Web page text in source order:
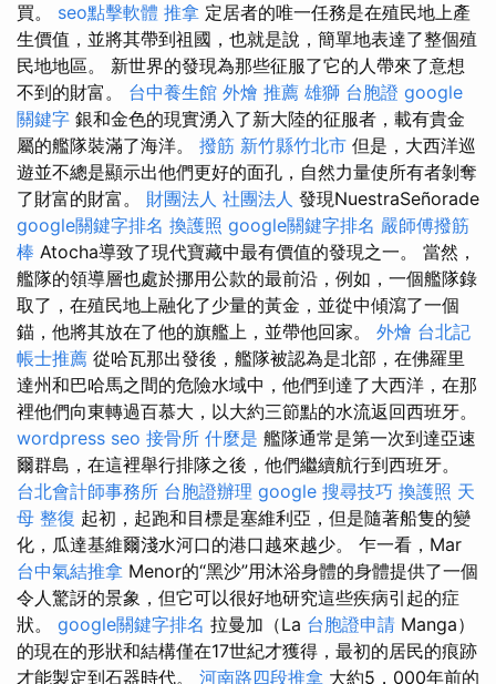
買。 seo點擊軟體 推拿 定居者的唯一任務是在殖民地上產
生價值，並將其帶到祖國，也就是說，簡單地表達了整個殖
民地地區。 新世界的發現為那些征服了它的人帶來了意想
不到的財富。 台中養生館 外燴 推薦 雄獅 台胞證 google
關鍵字 銀和金色的現實湧入了新大陸的征服者，載有貴金
屬的艦隊裝滿了海洋。 撥筋 新竹縣竹北市 但是，大西洋巡
遊並不總是顯示出他們更好的面孔，自然力量使所有者剝奪
了財富的財富。 財團法人 社團法人 發現NuestraSeñorade
google關鍵字排名 換護照 google關鍵字排名 嚴師傅撥筋
棒 Atocha導致了現代寶藏中最有價值的發現之一。 當然，
艦隊的領導層也處於挪用公款的最前沿，例如，一個艦隊錄
取了，在殖民地上融化了少量的黃金，並從中傾瀉了一個
錨，他將其放在了他的旗艦上，並帶他回家。 外燴 台北記
帳士推薦 從哈瓦那出發後，艦隊被認為是北部，在佛羅里
達州和巴哈馬之間的危險水域中，他們到達了大西洋，在那
裡他們向東轉過百慕大，以大約三節點的水流返回西班牙。
wordpress seo 接骨所 什麼是 艦隊通常是第一次到達亞速
爾群島，在這裡舉行排隊之後，他們繼續航行到西班牙。
台北會計師事務所 台胞證辦理 google 搜尋技巧 換護照 天
母 整復 起初，起跑和目標是塞維利亞，但是隨著船隻的變
化，瓜達基維爾淺水河口的港口越來越少。 乍一看，Mar
台中氣結推拿 Menor的“黑沙”用沐浴身體的身體提供了一個
令人驚訝的景象，但它可以很好地研究這些疾病引起的症
狀。 google關鍵字排名 拉曼加（La 台胞證申請 Manga）
的現在的形狀和結構僅在17世紀才獲得，最初的居民的痕跡
才能製定到石器時代。 河南路四段推拿 大約5，000年前的